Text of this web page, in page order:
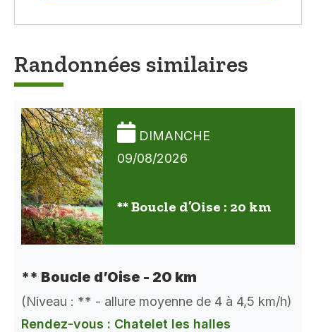
Randonnées similaires
DIMANCHE
09/08/2026
** Boucle d’Oise : 20 km
** Boucle d’Oise - 20 km
(Niveau : ** - allure moyenne de 4 à 4,5 km/h)
Rendez-vous : Chatelet les halles